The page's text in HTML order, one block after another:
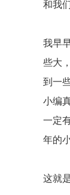
和我
我早
些大
到一
小编
一定
年的
这就